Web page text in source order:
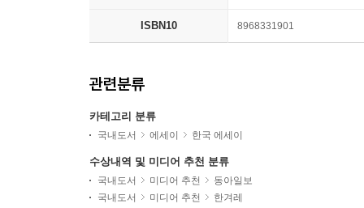
ISBN10 8968331901
관련분류
카테고리 분류
국내도서 에세이 한국 에세이
수상내역 및 미디어 추천 분류
국내도서 미디어 추천
동아일보
국내도서
미디어 추천 한겨레